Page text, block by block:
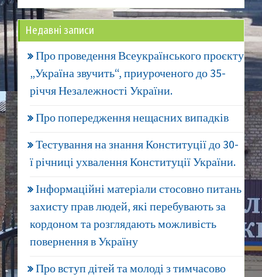
Недавні записи
Про проведення Всеукраїнського проєкту
„Україна звучить“, приуроченого до 35-
річчя Незалежності України.
Про попередження нещасних випадків
Тестування на знання Конституції до 30-
ї річниці ухвалення Конституції України.
Інформаційні матеріали стосовно питань
захисту прав людей, які перебувають за
кордоном та розглядають можливість
повернення в Україну
Про вступ дітей та молоді з тимчасово